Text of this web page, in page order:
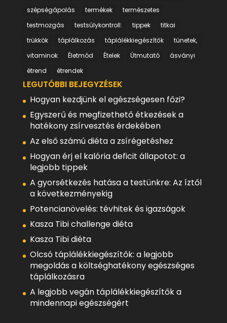
szépségápolás
termékek
természetes
testmozgás
testsúlykontroll: tippek
titkai
trükkök
táplálkozás táplálékkiegészítők
tünetek,
vitaminok
Életmód Ételek Útmutató
ásványi
étrend
étrendek
LEGUTÓBBI BEJEGYZÉSEK
Hogyan kezdjünk el egészségesen főzi?
Egyszerű és megfizethető étkezések a
hatékony zsírvesztés érdekében
Az első számú diéta a zsírégetéshez
Hogyan érj el kalória deficit állapotot: a
legjobb tippek
A gyorsétkezés hatása a testünkre: Az íztől
a következményekig
Potencianövelés: tévhitek és igazságok
Kasza Tibi challenge diéta
Kasza Tibi diéta
Olcsó táplálékkiegészítők: a legjobb
megoldás a költséghatékony egészséges
táplálkozásra
A legjobb vegán táplálékkiegészítők a
mindennapi egészségért